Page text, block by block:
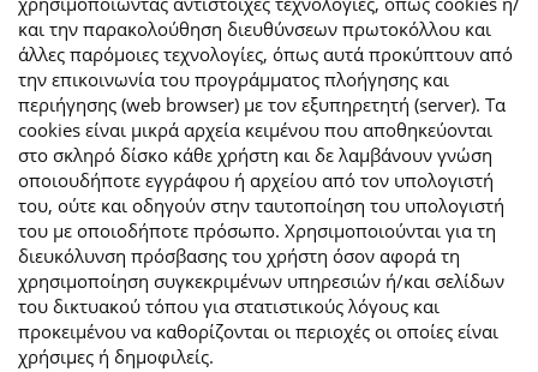
και την παρακολούθηση διευθύνσεων πρωτοκόλλου και
άλλες παρόμοιες τεχνολογίες, όπως αυτά προκύπτουν από
την επικοινωνία του προγράμματος πλοήγησης και
περιήγησης (web browser) με τον εξυπηρετητή (server). Τα
cookies είναι μικρά αρχεία κειμένου που αποθηκεύονται
στο σκληρό δίσκο κάθε χρήστη και δε λαμβάνουν γνώση
οποιουδήποτε εγγράφου ή αρχείου από τον υπολογιστή
του, ούτε και οδηγούν στην ταυτοποίηση του υπολογιστή
του με οποιοδήποτε πρόσωπο. Χρησιμοποιούνται για τη
διευκόλυνση πρόσβασης του χρήστη όσον αφορά τη
χρησιμοποίηση συγκεκριμένων υπηρεσιών ή/και σελίδων
του δικτυακού τόπου για στατιστικούς λόγους και
προκειμένου να καθορίζονται οι περιοχές οι οποίες είναι
χρήσιμες ή δημοφιλείς.